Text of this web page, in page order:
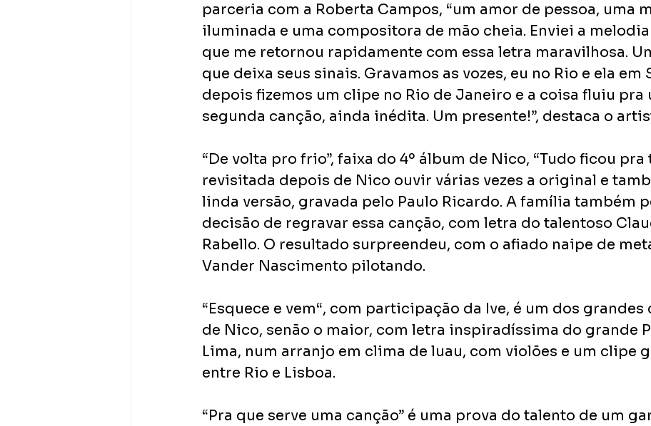
parceria com a Roberta Campos, “um amor de pessoa, uma
iluminada e uma compositora de mão cheia. Enviei a
que me retornou rapidamente com essa letra maravilhosa.
que deixa seus sinais. Gravamos as vozes, eu no Rio e ela em
depois fizemos um clipe no Rio de Janeiro e a coisa fluiu pra
segunda canção, ainda inédita. Um presente!”, destaca o
“De volta pro frio”, faixa do 4º álbum de Nico, “Tudo ficou pra
revisitada depois de Nico ouvir várias vezes a original e
linda versão, gravada pelo Paulo Ricardo. A família também
decisão de regravar essa canção, com letra do talentoso
Rabello. O resultado surpreendeu, com o afiado naipe de
Vander Nascimento pilotando.
“Esquece e vem“, com participação da Ive, é um dos grandes
de Nico, senão o maior, com letra inspiradíssima do grande
Lima, num arranjo em clima de luau, com violões e um clipe
entre Rio e Lisboa.
“Pra que serve uma canção” é uma prova do talento de um